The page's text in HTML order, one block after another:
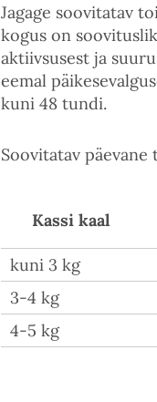
Jagage soovitatav
kogus on
aktiivsusest ja
eemal
kuni 48 tundi.
Soovitatav
Kassi kaal
kuni 3 kg
3-4 kg
4-5 kg